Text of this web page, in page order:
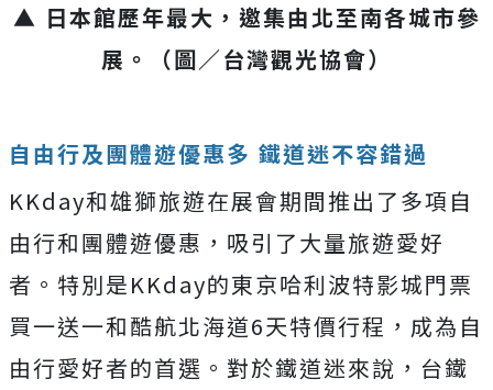
▲ 日本館歷年最大，邀集由北至南各城市參
展。（圖／台灣觀光協會）
自由行及團體遊優惠多 鐵道迷不容錯過
KKday和雄獅旅遊在展會期間推出了多項自
由行和團體遊優惠，吸引了大量旅遊愛好
者。特別是KKday的東京哈利波特影城門票
買一送一和酷航北海道6天特價行程，成為自
由行愛好者的首選。對於鐵道迷來說，台鐵